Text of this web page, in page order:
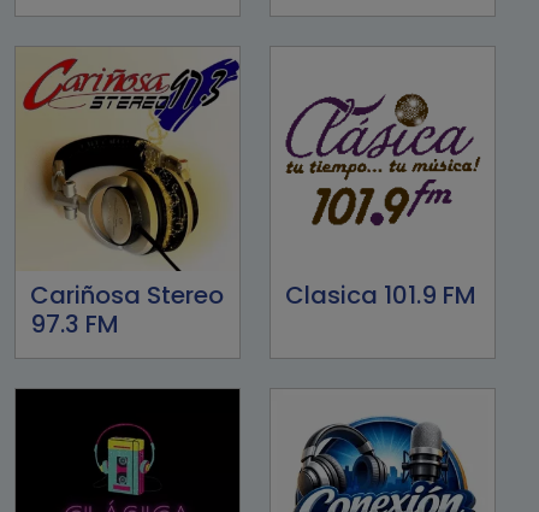
Cariñosa Stereo
97.3 FM
Clasica 101.9 FM